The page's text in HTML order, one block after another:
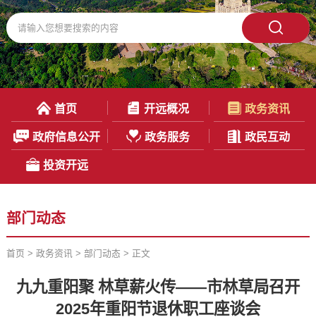
首页 开远概况 政务资讯
政府信息公开 政务服务 政民互动
投资开远
部门动态
首页 > 政务资讯> 部门动态 > 正文
九九重阳聚 林草薪火传——市林草局召开
2025年重阳节退休职工座谈会